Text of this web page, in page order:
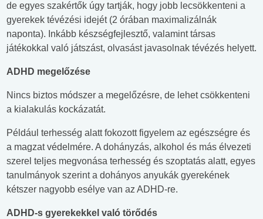
de egyes szakértők úgy tartják, hogy jobb lecsökkenteni a
gyerekek tévézési idejét (2 órában maximalizálnák
naponta). Inkább készségfejlesztő, valamint társas
játékokkal való játszást, olvasást javasolnak tévézés helyett.
ADHD megelőzése
Nincs biztos módszer a megelőzésre, de lehet csökkenteni
a kialakulás kockázatát.
Például terhesség alatt fokozott figyelem az egészségre és
a magzat védelmére. A dohányzás, alkohol és más élvezeti
szerel teljes megvonása terhesség és szoptatás alatt, egyes
tanulmányok szerint a dohányos anyukák gyerekének
kétszer nagyobb esélye van az ADHD-re.
ADHD-s gyerekekkel való törődés